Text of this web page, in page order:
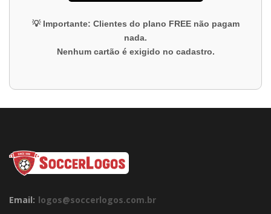
💡 Importante: Clientes do plano FREEnão pagam
nada.
Nenhum cartão é exigido no cadastro.
Email: logos@soccerlogos.com.br